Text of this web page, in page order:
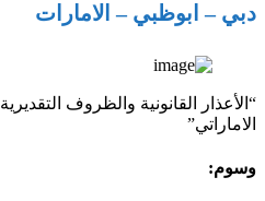
دبي – ابوظبي – الامارات
“الأعذار القانونية والظروف
الاماراتي”
وسوم: